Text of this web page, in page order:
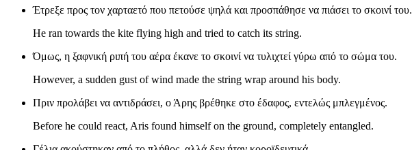
Έτρεξε προς τον χαρταετό που πετούσε ψηλά και προσπάθησε να πιάσει το σκοινί του.
He ran towards the kite flying high and tried to catch its string.
Όμως, η ξαφνική ριπή του αέρα έκανε το σκοινί να τυλιχτεί γύρω από το σώμα του.
However, a sudden gust of wind made the string wrap around his body.
Πριν προλάβει να αντιδράσει, ο Άρης βρέθηκε στο έδαφος, εντελώς μπλεγμένος.
Before he could react, Aris found himself on the ground, completely entangled.